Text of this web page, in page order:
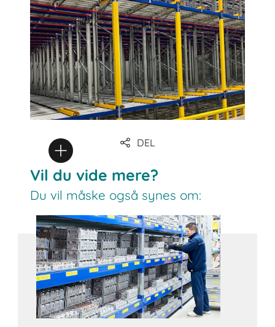
DEL
Vil du vide mere?
Du vil måske også synes om: